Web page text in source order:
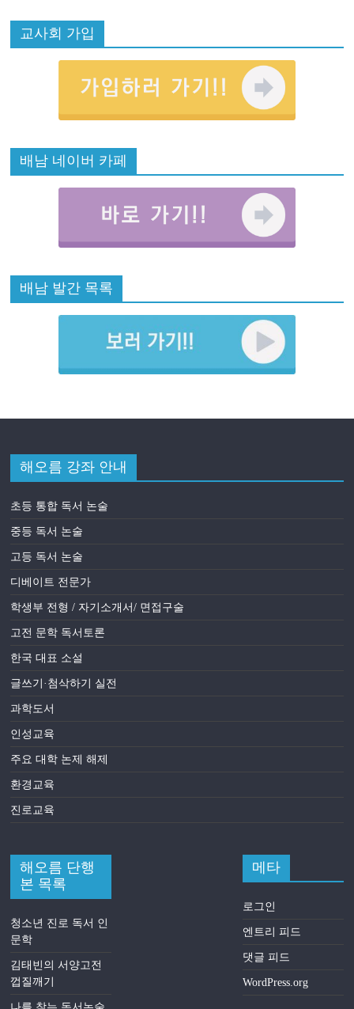
교사회 가입
배남 네이버 카페
배남 발간 목록
해오름 강좌 안내
초등 통합 독서 논술
중등 독서 논술
고등 독서 논술
디베이트 전문가
학생부 전형 / 자기소개서/ 면접구술
고전 문학 독서토론
한국 대표 소설
글쓰기·첨삭하기 실전
과학도서
인성교육
주요 대학 논제 해제
환경교육
진로교육
해오름 단행
본 목록
청소년 진로 독서 인
문학
김태빈의 서양고전
껍질깨기
메타
로그인
엔트리 피드
댓글 피드
WordPress.org